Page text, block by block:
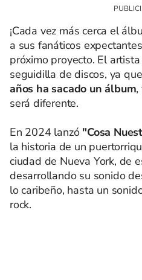
¡Cada vez más cerca el
a sus fanáticos
próximo proyecto. El
seguidilla de discos, ya
años ha sacado un álbum,
será diferente.
En 2024 lanzó "Cosa
la historia de un
ciudad de Nueva York, de
desarrollando su sonido
lo caribeño, hasta un
rock.